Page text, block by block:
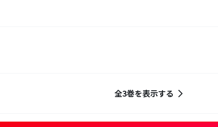
全3巻を表示する